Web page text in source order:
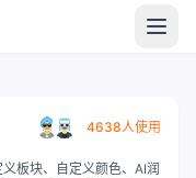
4638人使用
板块、自定义颜色、AI润